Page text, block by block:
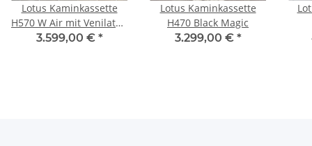
Lotus Kaminkassette
H570 W Air mit Venilator,
Standardumrahmung
3.599,00 € *
Lotus Kaminkassette
H470 Black Magic
3.299,00 € *